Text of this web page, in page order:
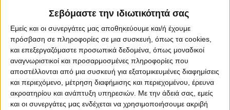
Σεβόμαστε την ιδιωτικότητά σας
Εμείς και οι συνεργάτες μας αποθηκεύουμε και/ή έχουμε
πρόσβαση σε πληροφορίες σε μια συσκευή, όπως τα cookies,
και επεξεργαζόμαστε προσωπικά δεδομένα, όπως μοναδικοί
αναγνωριστικοί και προσαρμοσμένες πληροφορίες που
αποστέλλονται από μια συσκευή για εξατομικευμένες διαφημίσεις
και περιεχόμενο, μέτρηση διαφήμισης και περιεχομένου, έρευνα
ακροατηρίου και ανάπτυξη υπηρεσιών. Με την άδειά σας, εμείς
και οι συνεργάτες μας ενδέχεται να χρησιμοποιήσουμε ακριβή
About Offradio Business Class Terms & Conditions
Privacy Policy
Designed & developed byporcupine colors&Fotis Alexandrou